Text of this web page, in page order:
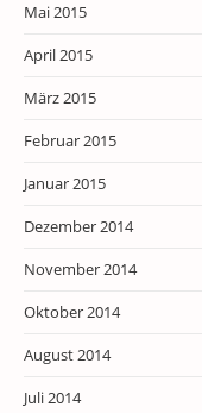
Mai 2015
April 2015
März 2015
Februar 2015
Januar 2015
Dezember 2014
November 2014
Oktober 2014
August 2014
Juli 2014